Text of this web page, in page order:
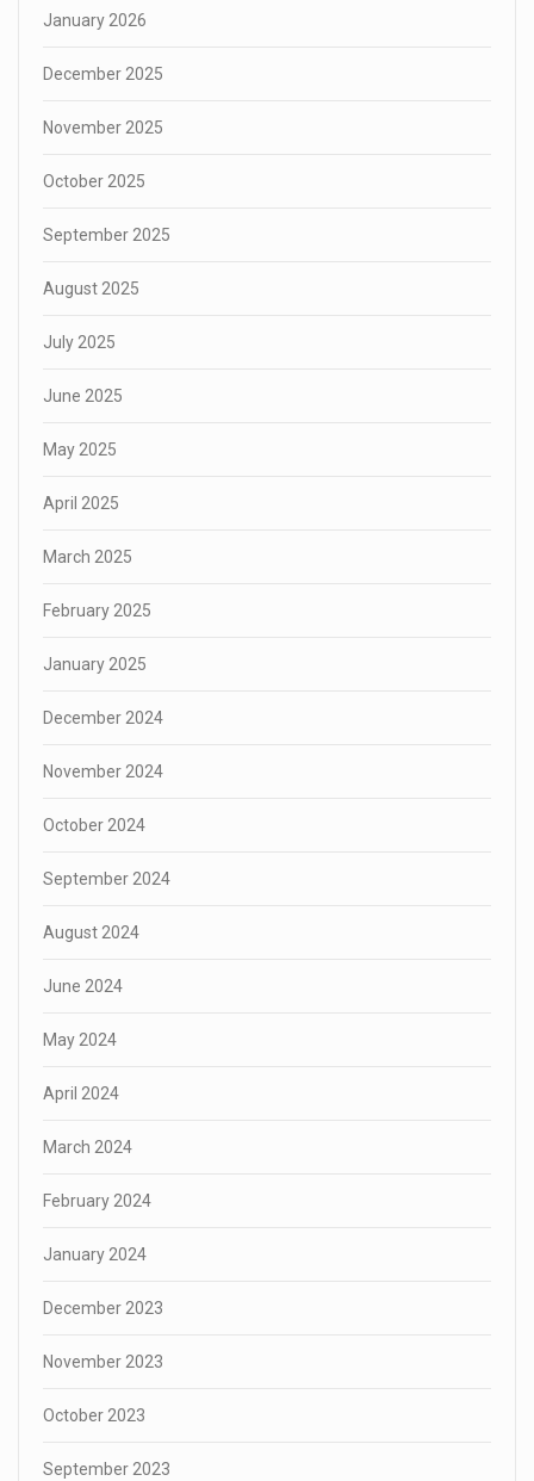
January 2026
December 2025
November 2025
October 2025
September 2025
August 2025
July 2025
June 2025
May 2025
April 2025
March 2025
February 2025
January 2025
December 2024
November 2024
October 2024
September 2024
August 2024
June 2024
May 2024
April 2024
March 2024
February 2024
January 2024
December 2023
November 2023
October 2023
September 2023